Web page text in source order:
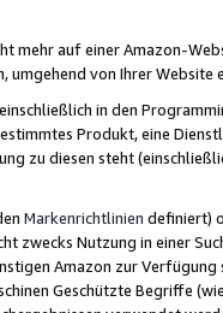
mehr auf einer Amazon-
umgehend von Ihrer
in den
Produkt, eine
zu diesen steht
Markenrichtlinien definiert)
zwecks Nutzung in einer
Amazon zur
Geschützte Begriffe